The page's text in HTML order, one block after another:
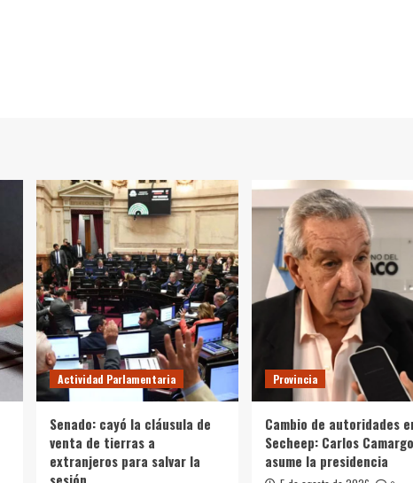
Actividad Parlamentaria
Senado: cayó la cláusula de
venta de tierras a
extranjeros para salvar la
Provincia
Cambio de autoridades
Secheep: Carlos Camargo
asume la presidencia